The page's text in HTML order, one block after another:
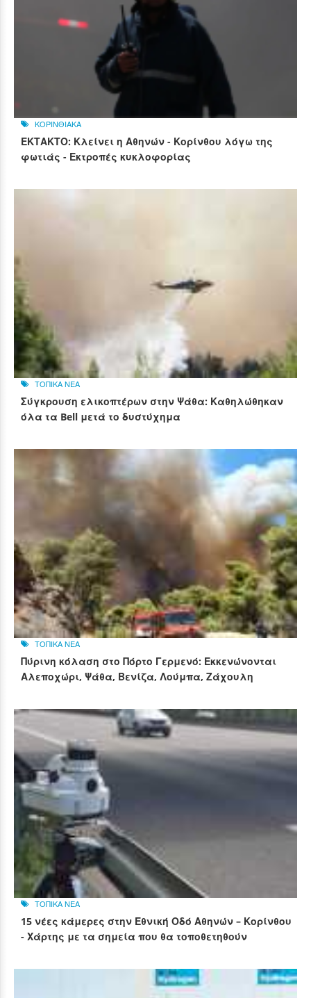
ΚΟΡΙΝΘΙΑΚΑ
ΕΚΤΑΚΤΟ: Κλείνει η Αθηνών - Κορίνθου λόγω της
φωτιάς - Εκτροπές κυκλοφορίας
ΤΟΠΙΚΑ ΝΕΑ
Σύγκρουση ελικοπτέρων στην Ψάθα: Καθηλώθηκαν
όλα τα Bell μετά το δυστύχημα
ΤΟΠΙΚΑ ΝΕΑ
Πύρινη κόλαση στο Πόρτο Γερμενό: Εκκενώνονται
Αλεποχώρι, Ψάθα, Βενίζα, Λούμπα, Ζάχουλη
ΤΟΠΙΚΑ ΝΕΑ
15 νέες κάμερες στην Εθνική Οδό Αθηνών – Κορίνθου
- Χάρτης με τα σημεία που θα τοποθετηθούν